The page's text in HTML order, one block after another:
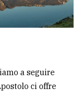
a seguire
ci offre